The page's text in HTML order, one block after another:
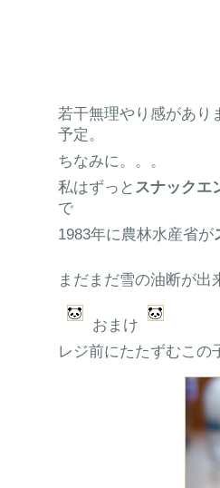
若干無理やり感があり
予定。
ちなみに。。。
私はずっと スナックエ
で
1983年に農林水産省が
まだまだ雪の油断が
おまけ
レジ前にたたずむこの